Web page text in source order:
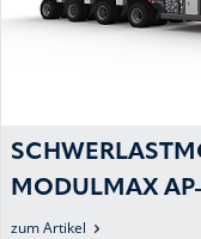
MODULMAX
VERBINDET
zum Artikel